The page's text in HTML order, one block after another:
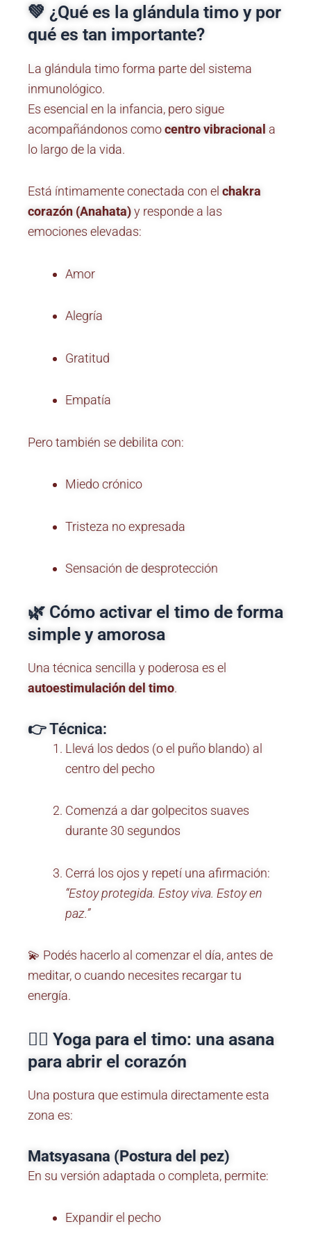
💚 ¿Qué es la glándula timo y por
qué es tan importante?
La glándula timo forma parte del sistema
inmunológico.
Es esencial en la infancia, pero sigue
acompañándonos comocentro vibracional a
lo largo de la vida.
Está íntimamente conectada con el chakra
corazón (Anahata)y responde a las
emociones elevadas:
Amor
Alegría
Gratitud
Empatía
Pero también se debilita con:
Miedo crónico
Tristeza no expresada
Sensación de desprotección
🌿 Cómo activar el timo de forma
simple y amorosa
Una técnica sencilla y poderosa es el
autoestimulación del timo.
👉 Técnica:
Llevá los dedos (o el puño blando) al
centro del pecho
Comenzá a dar golpecitos suaves
durante 30 segundos
Cerrá los ojos y repetí una afirmación:
“Estoy protegida. Estoy viva. Estoy en
paz.”
💫 Podés hacerlo al comenzar el día, antes de
meditar, o cuando necesites recargar tu
energía.
🧘‍♀️ Yoga para el timo: una asana
para abrir el corazón
Una postura que estimula directamente esta
zona es:
Matsyasana (Postura del pez)
En su versión adaptada o completa, permite:
Expandir el pecho